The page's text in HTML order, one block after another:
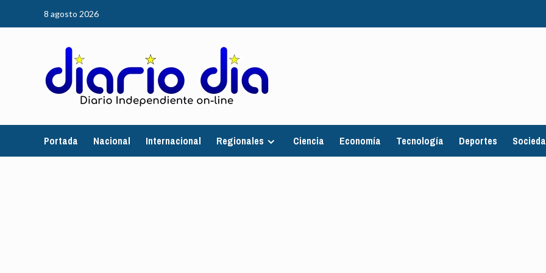
8 agosto 2026
Portada Nacional Internacional Regionales Ciencia Economía Tecnología Deportes